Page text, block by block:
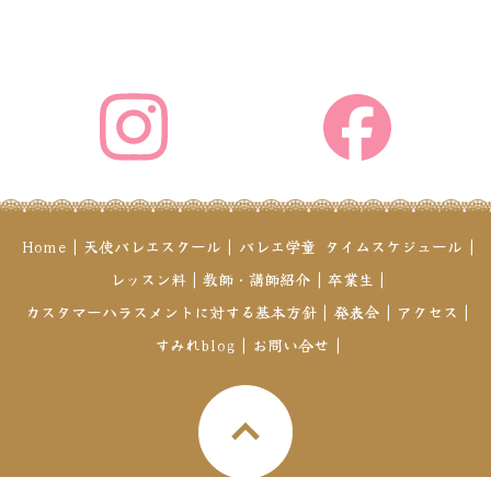
Home | 天使バレエスクール | バレエ学童 タイムスケジュール |
レッスン料 | 教師・講師紹介 | 卒業生 |
カスタマーハラスメントに対する基本方針 | 発表会 | アクセス |
すみれblog | お問い合せ |